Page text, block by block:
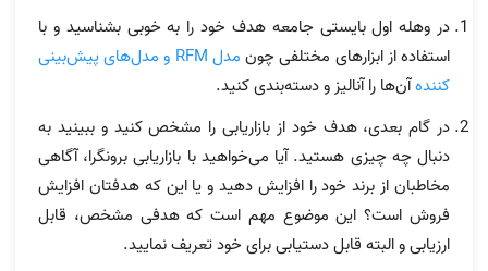
در وهله اول بایستی جامعه هدف خود را به خوبی بشناسید و با
استفاده از ابزارهای مختلفی چون
مدل RFM و مدل‌های پیش‌بینی
کنندهآن‌ها را آنالیز و دسته‌بندی کنید.
در گام بعدی، هدف خود از بازاریابی را مشخص کنید و ببینید به
دنبال چه چیزی هستید. آیا می‌خواهید با بازاریابی برونگرا، آگاهی
مخاطبان از برند خود را افزایش دهید و یا این که هدفتان افزایش
فروش است؟ این موضوع مهم است که هدفی مشخص، قابل
ارزیابی و البته قابل دستیابی برای خود تعریف نمایید.